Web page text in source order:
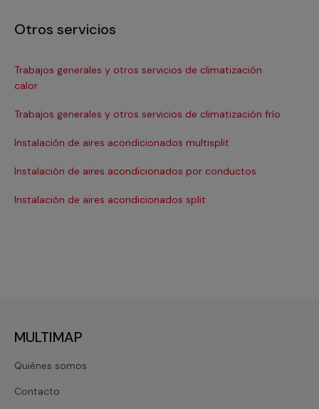
Otros servicios
Trabajos generales y otros servicios de climatización
calor
Trabajos generales y otros servicios de climatización frío
Instalación de aires acondicionados multisplit
Instalación de aires acondicionados por conductos
Instalación de aires acondicionados split
MULTIMAP
Quiénes somos
Contacto